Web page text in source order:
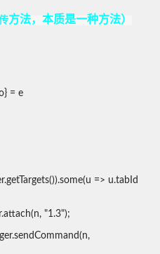
方法，本质是一种方法）
= e
=> u.tabId
"1.3");